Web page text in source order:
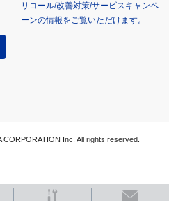
リコール/改善対策/サービスキャンペ
ーンの情報をご覧いただけます。
Inc. All rights reserved.